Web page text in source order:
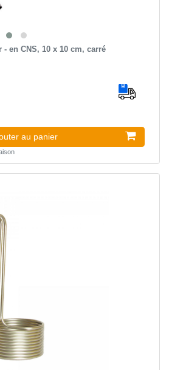
en CNS, 10 x 10 cm, carré
au panier